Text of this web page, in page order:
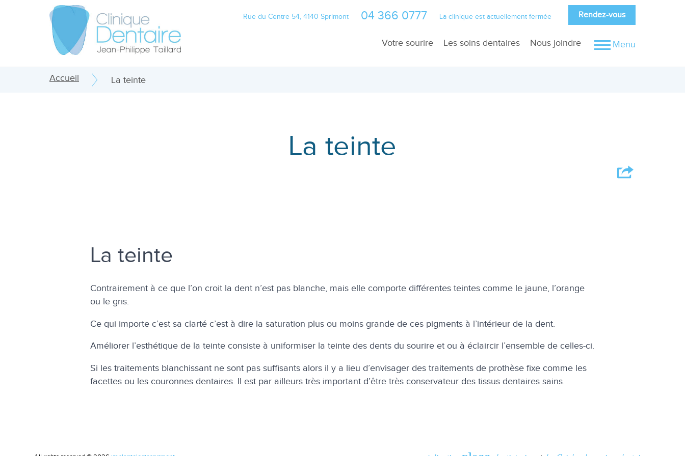
Rue du Centre 54, 4140 Sprimont 04 366 0777 La clinique est actuellement fermée Rendez-vous
Menu
Votre sourire
Volume de la gencive
Les soins dentaires Nous joindre
Accueil La teinte
La teinte
La teinte
Contrairement à ce que l’on croit la dent n’est pas blanche, mais elle comporte différentes teintes comme le jaune, l’orange
ou le gris.
Ce qui importe c’est sa clarté c’est à dire la saturation plus ou moins grande de ces pigments à l’intérieur de la dent.
Améliorer l’esthétique de la teinte consiste à uniformiser la teinte des dents du sourire et ou à éclaircir l’ensemble de celles-ci.
Si les traitements blanchissant ne sont pas suffisants alors il y a lieu d’envisager des traitements de prothèse fixe comme les
facettes ou les couronnes dentaires. Il est par ailleurs très important d’être très conservateur des tissus dentaires sains.